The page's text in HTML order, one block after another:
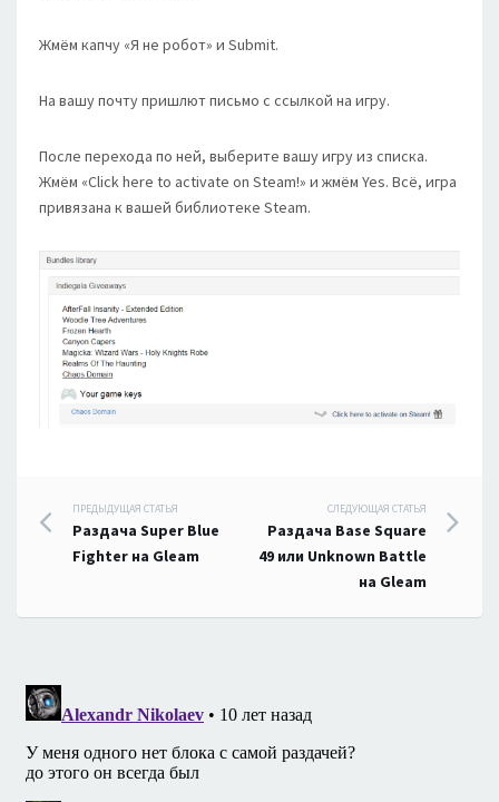
Жмём капчу «Я не робот» и Submit.
На вашу почту пришлют письмо с ссылкой на игру.
После перехода по ней, выберите вашу игру из списка.
Жмём «Click here to activate on Steam!» и жмём Yes. Всё, игра
привязана к вашей библиотеке Steam.
Навигация
по
записям
ПРЕДЫДУЩАЯ СТАТЬЯ
Раздача Super Blue
Fighter на Gleam
СЛЕДУЮЩАЯ СТАТЬЯ
Раздача Base Square
49 или Unknown Battle
на Gleam